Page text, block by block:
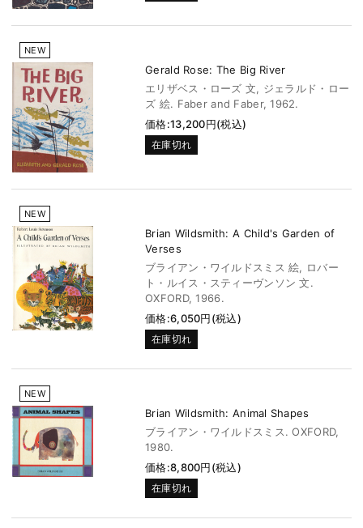
NEW
Gerald Rose: The Big River
エリザベス・ローズ 文, ジェラルド・ロー
ズ 絵. Faber and Faber, 1962.
価格:13,200円(税込)
在庫切れ
NEW
Brian Wildsmith: A Child's Garden of
Verses
ブライアン・ワイルドスミス 絵, ロバー
ト・ルイス・スティーヴンソン 文.
OXFORD, 1966.
価格:6,050円(税込)
在庫切れ
NEW
Brian Wildsmith: Animal Shapes
ブライアン・ワイルドスミス. OXFORD,
1980.
価格:8,800円(税込)
在庫切れ